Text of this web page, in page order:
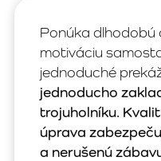
Ponúka dlhodobú
motiváciu
jednoduché
jednoducho
trojuholníku.
úprava
a nerušenú